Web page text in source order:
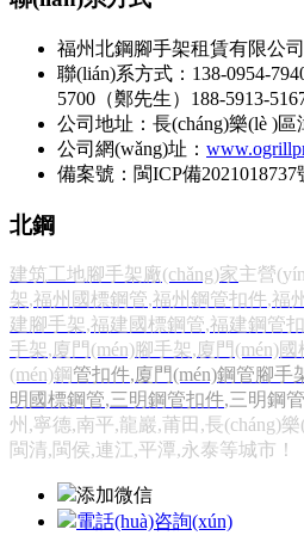
福州北鋼腳手架租賃有限公司
聯(lián)系方式：138-0954-
5700（鄭先生）188-5913-
公司地址：長(cháng)樂(lè )
公司網(wǎng)址：
備案號： 閩ICP備2021018737
北鋼
建筑工地腳手架廠(chǎng)家主營
架,福州國標鋼管,福州鋼管扣件,福
建腳手架,福建國標鋼管,福建鋼管
手架, 廈門(mén)腳手架, 廈門(mén)
(mén)鋼管扣件,廈門(mén)鋼管腳手
明國標鋼管,三明鋼管扣件,三明鋼管
州,寧德,南平,龍巖,莆田,長(cháng)
閩清,閩侯,連江,平潭,永泰等城市！
添加微信
電話(huà)咨詢(xún)